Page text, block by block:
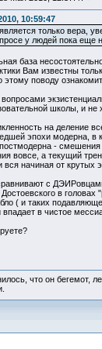
10:59:47
только вера,
у людей пока еще
база
Вам известны
этому поводу
школы, и не
на деление
эпохи модерна, в
-
вовсе, а текущий
вся начиная от
с
в головах
( и таких
впадает в чистое
что он бегемот,